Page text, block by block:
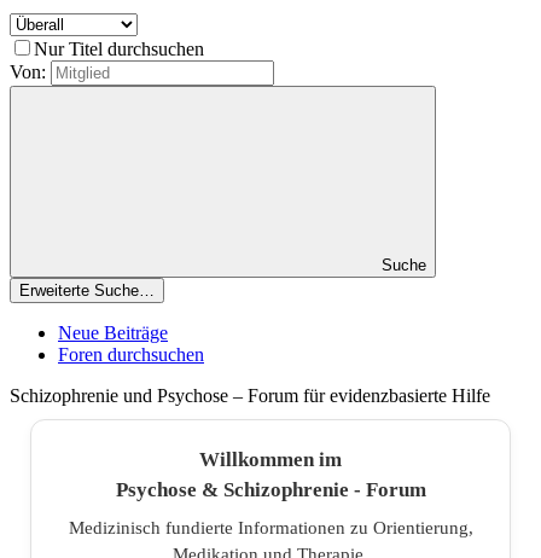
Nur Titel durchsuchen
Von:
Suche
Erweiterte Suche…
Neue Beiträge
Foren durchsuchen
Schizophrenie und Psychose – Forum für evidenzbasierte Hilfe
Willkommen im
Psychose & Schizophrenie - Forum
Medizinisch fundierte Informationen zu Orientierung,
Medikation und Therapie.